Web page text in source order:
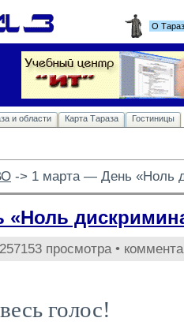
О
и области Карта Тараза Гостиницы
-> 1 марта — День «Ноль
«Ноль
просмотра •
голос!